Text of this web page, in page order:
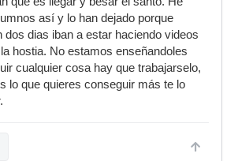
así y lo han dejado porque
dos dias iban a estar haciendo videos
hostia. No estamos enseñandoles
cualquier cosa hay que trabajarselo,
lo que quieres conseguir más te lo